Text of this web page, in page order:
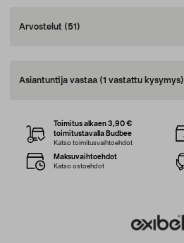
Arvostelut (51)
Asiantuntija vastaa (1 vastattu kysymys)
Toimitus alkaen 3,90 €
toimitustavalla Budbee
Katso toimitusvaihtoehdot
Maksuvaihtoehdot
Katso ostoehdot